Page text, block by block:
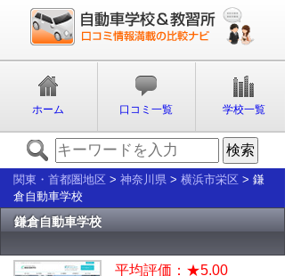
ホーム 口コミ一覧 学校一覧
関東・首都圏地区 > 神奈川県 > 横浜市栄区 > 鎌
倉自動車学校
鎌倉自動車学校
平均評価：★5.00